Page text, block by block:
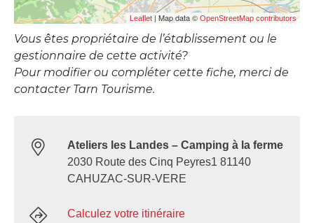
Leaflet | Map data © OpenStreetMap contributors
Vous êtes propriétaire de l’établissement ou le
gestionnaire de cette activité?
Pour modifier ou compléter cette fiche, merci de
contacter Tarn Tourisme.
Ateliers les Landes – Camping à la ferme
2030 Route des Cinq Peyres1 81140
CAHUZAC-SUR-VERE
Calculez votre itinéraire